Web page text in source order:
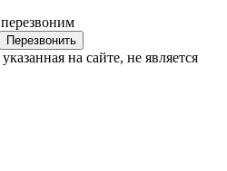
Перезвонить
на сайте, не является